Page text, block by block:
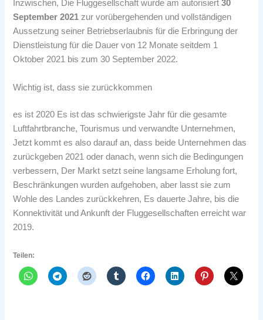
Inzwischen, Die Fluggesellschaft wurde am autorisiert30
September 2021 zur vorübergehenden und vollständigen
Aussetzung seiner Betriebserlaubnis für die Erbringung der
Dienstleistung für die Dauer von 12 Monate seitdem 1
Oktober 2021 bis zum 30 September 2022.
Wichtig ist, dass sie zurückkommen
es ist 2020 Es ist das schwierigste Jahr für die gesamte
Luftfahrtbranche, Tourismus und verwandte Unternehmen,
Jetzt kommt es also darauf an, dass beide Unternehmen das
zurückgeben 2021 oder danach, wenn sich die Bedingungen
verbessern, Der Markt setzt seine langsame Erholung fort,
Beschränkungen wurden aufgehoben, aber lasst sie zum
Wohle des Landes zurückkehren, Es dauerte Jahre, bis die
Konnektivität und Ankunft der Fluggesellschaften erreicht war
2019.
Teilen: